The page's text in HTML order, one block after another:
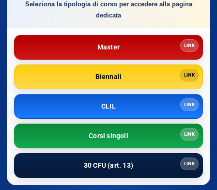
Seleziona la tipologia di corso per accedere alla pagina
dedicata
Master LINK
Biennali LINK
CLIL LINK
Corsi singoli LINK
30 CFU (art. 13) LINK